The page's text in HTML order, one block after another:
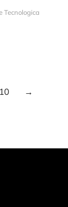
Tecnologica
10 →